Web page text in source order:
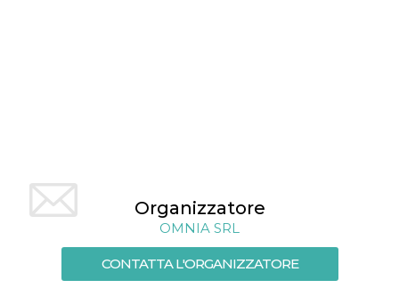
Organizzatore
OMNIA SRL
CONTATTA L'ORGANIZZATORE